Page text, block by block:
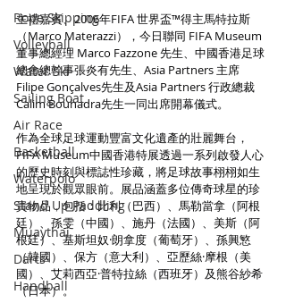
Rope Skipping
Volleyball
Water Ski
Sailing Boat
Air Race
Basketball
Waterpolo
Stand Up Paddling
Muaythai
Darts
Handball
主禮嘉賓、2006年FIFA 世界盃™得主馬特拉斯
（Marco Materazzi），今日聯同 FIFA Museum
董事總經理 Marco Fazzone 先生、中國香港足球
總會總幹事張炎有先生、Asia Partners 主席
Filipe Gonçalves先生及Asia Partners 行政總裁
Calim Bouhadra先生一同出席開幕儀式。
作為全球足球運動豐富文化遺產的壯麗舞台，
FIFA Museum中國香港特展透過一系列啟發人心
的歷史時刻與標誌性珍藏，將足球故事栩栩如生
地呈現於觀眾眼前。展品涵蓋多位傳奇球星的珍
貴物品，包括：比利（巴西）、馬勒當拿（阿根
廷）、孫雯（中國）、施丹（法國）、美斯（阿
根廷）、基斯坦奴·朗拿度（葡萄牙）、孫興慜
（韓國）、保方（意大利）、亞歷絲·摩根（美
國）、艾莉西亞·普特拉絲（西班牙）及熊谷紗希
（日本）。